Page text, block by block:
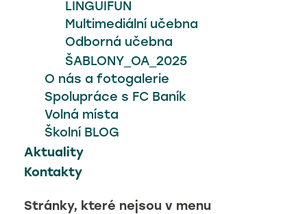
LINGUIFUN
Multimediální učebna
Odborná učebna
ŠABLONY_OA_2025
O nás a fotogalerie
Spolupráce s FC Baník
Volná místa
Školní BLOG
Aktuality
Kontakty
Stránky, které nejsou v menu